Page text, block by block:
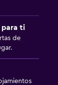
para ti
de